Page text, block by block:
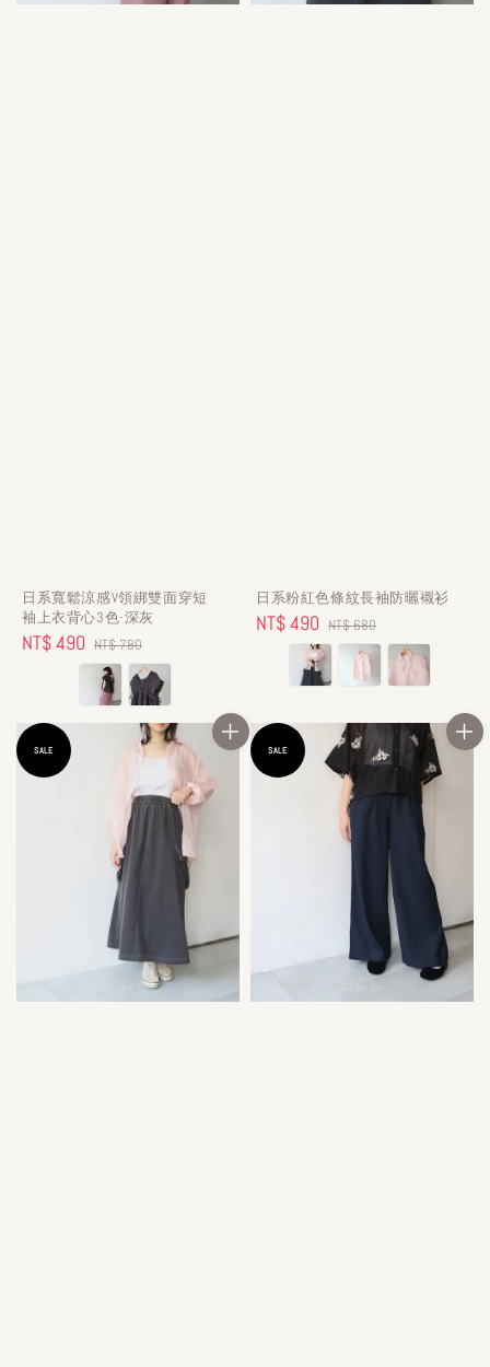
日系寬鬆涼感V領綁雙面穿短
袖上衣背心3色-深灰
Sale
NT$ 490 Regular
price
NT$ 780
日系粉紅色條紋長袖防曬襯衫
Sale
NT$ 490 Regular
price
NT$ 680
SALE SALE